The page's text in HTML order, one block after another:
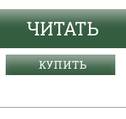
ЧИТАТЬ
КУПИТЬ